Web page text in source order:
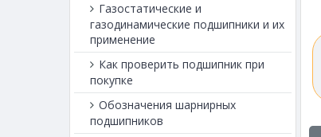
Газостатические и
газодинамические подшипники и их
применение
Как проверить подшипник при
покупке
Обозначения шарнирных
подшипников